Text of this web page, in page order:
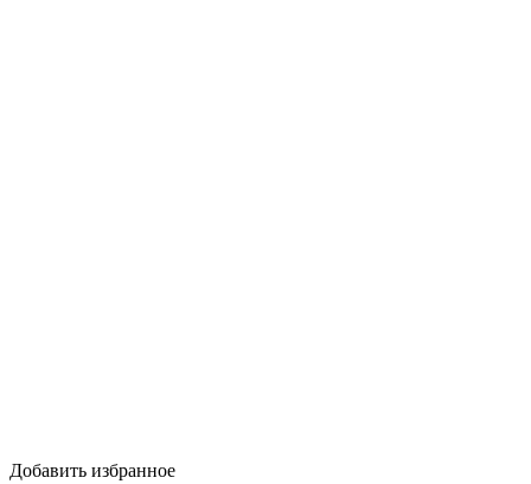
Добавить избранное